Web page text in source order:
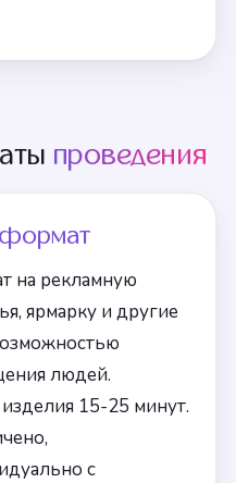
проведения
формат
на рекламную
ярмарку и другие
людей.
15-25 минут.
с